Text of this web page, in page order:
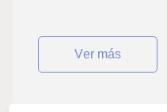
ver más